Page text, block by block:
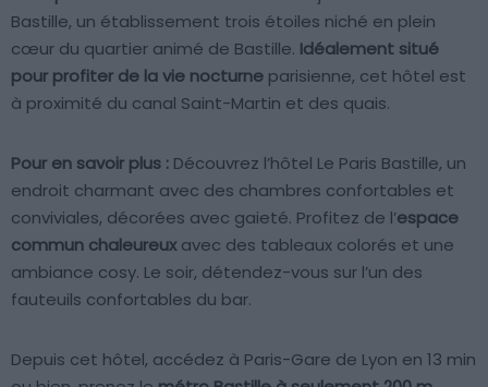
Bastille, un établissement trois étoiles niché en plein
cœur du quartier animé de Bastille. Idéalement situé
pour profiter de la vie nocturne parisienne, cet hôtel est
à proximité du canal Saint-Martin et des quais.
Pour en savoir plus : Découvrez l’hôtel Le Paris Bastille, un
endroit charmant avec des chambres confortables et
conviviales, décorées avec gaieté. Profitez de l’espace
commun chaleureuxavec des tableaux colorés et une
ambiance cosy. Le soir, détendez-vous sur l’un des
fauteuils confortables du bar.
Depuis cet hôtel, accédez à Paris-Gare de Lyon en 13 min